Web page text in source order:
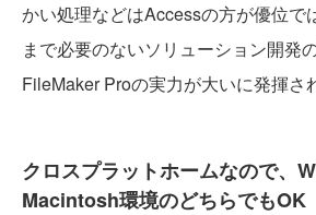
かい処理などはAccessの方が優位で
まで必要のないソリューション開発
FileMaker Proの実力が大いに発揮さ
クロスプラットホームなので、
Macintosh環境のどちらでもOK